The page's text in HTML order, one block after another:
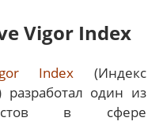
Vigor Index
Index (Индекс
разработал один из
в сфере